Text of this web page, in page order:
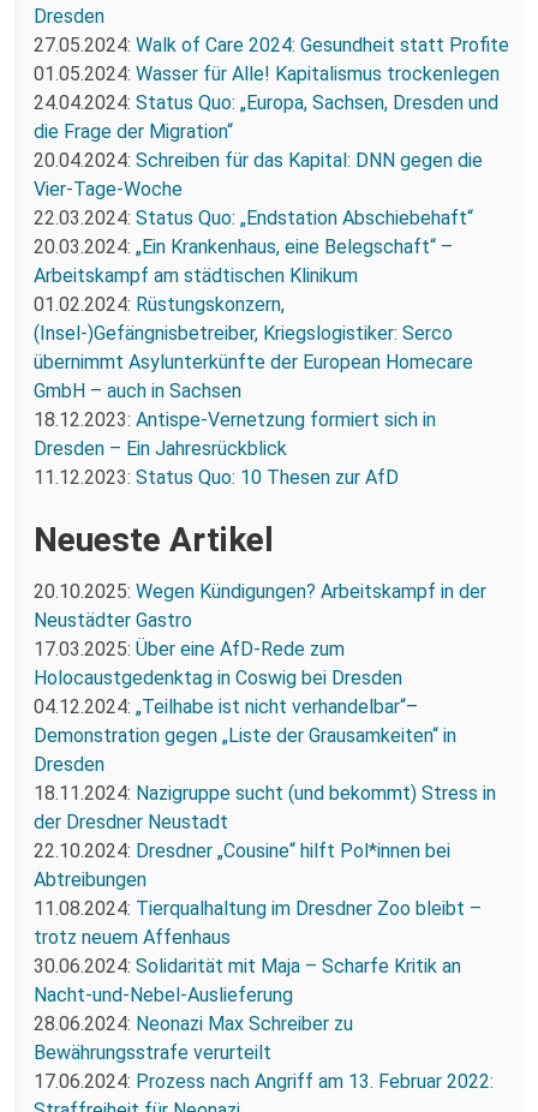
Dresden
27.05.2024: Walk of Care 2024: Gesundheit statt Profite
01.05.2024: Wasser für Alle! Kapitalismus trockenlegen
24.04.2024: Status Quo: „Europa, Sachsen, Dresden und
die Frage der Migration“
20.04.2024: Schreiben für das Kapital: DNN gegen die
Vier-Tage-Woche
22.03.2024: Status Quo: „Endstation Abschiebehaft“
20.03.2024: „Ein Krankenhaus, eine Belegschaft“ –
Arbeitskampf am städtischen Klinikum
01.02.2024: Rüstungskonzern,
(Insel-)Gefängnisbetreiber, Kriegslogistiker: Serco
übernimmt Asylunterkünfte der European Homecare
GmbH – auch in Sachsen
18.12.2023: Antispe-Vernetzung formiert sich in
Dresden – Ein Jahresrückblick
11.12.2023: Status Quo: 10 Thesen zur AfD
Neueste Artikel
20.10.2025: Wegen Kündigungen? Arbeitskampf in der
Neustädter Gastro
17.03.2025: Über eine AfD-Rede zum
Holocaustgedenktag in Coswig bei Dresden
04.12.2024: „Teilhabe ist nicht verhandelbar“–
Demonstration gegen „Liste der Grausamkeiten“ in
Dresden
18.11.2024: Nazigruppe sucht (und bekommt) Stress in
der Dresdner Neustadt
22.10.2024: Dresdner „Cousine“ hilft Pol*innen bei
Abtreibungen
11.08.2024: Tierqualhaltung im Dresdner Zoo bleibt –
trotz neuem Affenhaus
30.06.2024: Solidarität mit Maja – Scharfe Kritik an
Nacht-und-Nebel-Auslieferung
28.06.2024: Neonazi Max Schreiber zu
Bewährungsstrafe verurteilt
17.06.2024: Prozess nach Angriff am 13. Februar 2022: